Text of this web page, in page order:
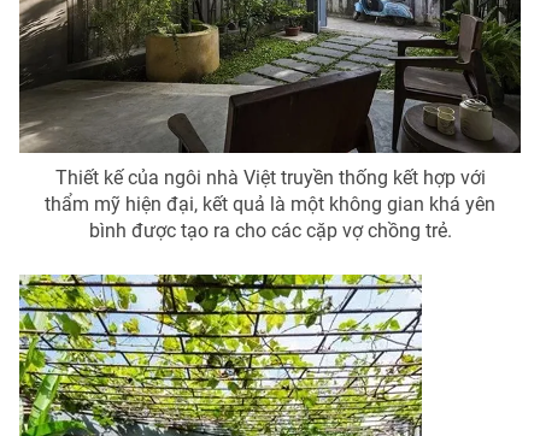
Thiết kế của ngôi nhà Việt truyền thống kết hợp với
thẩm mỹ hiện đại, kết quả là một không gian khá yên
bình được tạo ra cho các cặp vợ chồng trẻ.